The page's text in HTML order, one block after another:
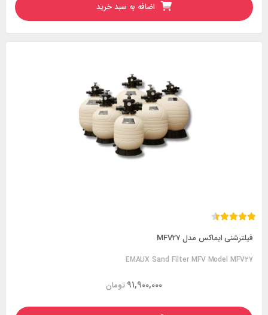
اضافه به سبد خرید
فیلترشنی ایماکس مدل MFV27
EMAUX Sand Filter MFV Model MFV27
تومان91,900,000